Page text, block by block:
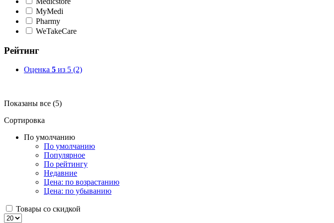
MyMedi
Pharmy
WeTakeCare
Рейтинг
Оценка 5 из 5 (2)
Показаны все (5)
Сортировка
По умолчанию
По умолчанию
Популярное
По рейтингу
Недавние
Цена: по возрастанию
Цена: по убыванию
Товары со скидкой